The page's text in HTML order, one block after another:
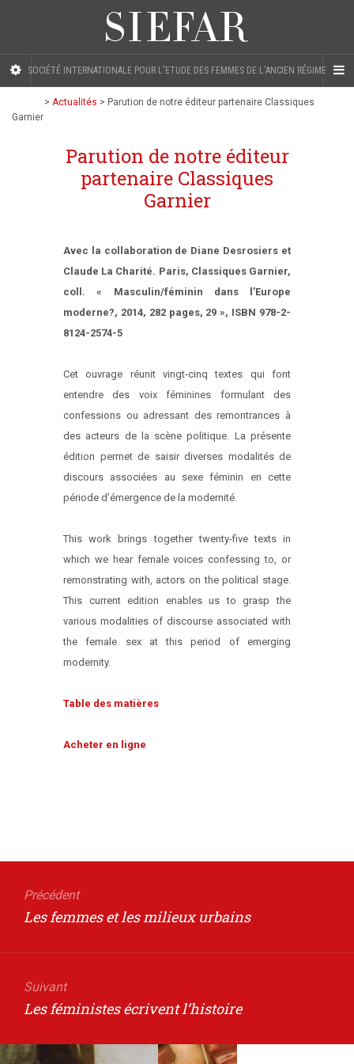
SOCIÉTÉ INTERNATIONALE POUR L'ETUDE DES FEMMES DE L'ANCIEN RÉGIME
> Actualités > Parution de notre éditeur partenaire Classiques
Garnier
Parution de notre éditeur
partenaire Classiques
Garnier
Avec la collaboration de Diane Desrosiers et
Claude La Charité. Paris, Classiques Garnier,
coll. « Masculin/féminin dans l’Europe
moderne?, 2014, 282 pages, 29 », ISBN 978-2-
8124-2574-5
Cet ouvrage réunit vingt-cinq textes qui font
entendre des voix féminines formulant des
confessions ou adressant des remontrances à
des acteurs de la scène politique. La présente
édition permet de saisir diverses modalités de
discours associées au sexe féminin en cette
période d’émergence de la modernité.
This work brings together twenty-five texts in
which we hear female voices confessing to, or
remonstrating with, actors on the political stage.
This current edition enables us to grasp the
various modalities of discourse associated with
the female sex at this period of emerging
modernity.
Table des matières
Acheter en ligne
de
l’article
Précédent
Article
Les femmes et les milieux urbains
Suivant
Article
:
Les féministes écrivent l’histoire